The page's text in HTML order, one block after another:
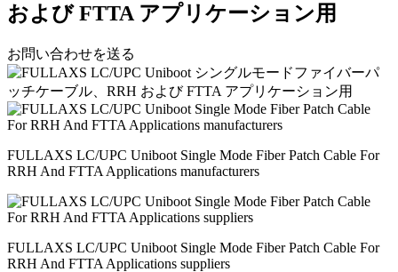
および FTTA アプリケーション用
お問い合わせを送る
FULLAXS LC/UPC Uniboot Single Mode Fiber Patch Cable For
RRH And FTTA Applications manufacturers
FULLAXS LC/UPC Uniboot Single Mode Fiber Patch Cable For
RRH And FTTA Applications suppliers